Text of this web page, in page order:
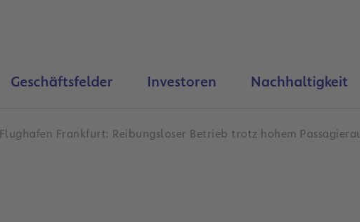
Geschäftsfelder Investoren Nachhaltigkeit
Flughafen Frankfurt: Reibungsloser Betrieb trotz hohem